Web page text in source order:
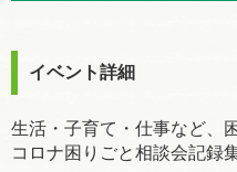
イベント詳細
生活・子育て・仕事など、
コロナ困りごと相談会記録